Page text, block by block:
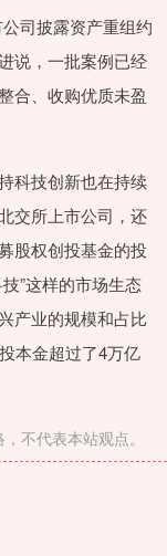
司披露资产重组约
说，一批案例已经
合、收购优质未盈
科技创新也在持续
交所上市公司，还
股权创投基金的投
”这样的市场生态
产业的规模和占比
本金超过了4万亿
不代表本站观点。